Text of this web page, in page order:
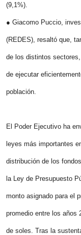
(9,1%).
● Giacomo Puccio,
(REDES), resaltó que,
de los distintos
de ejecutar
población.
El Poder Ejecutivo ha
leyes más importantes
distribución de los
la Ley de Presupuesto
monto asignado para el
promedio entre los años
de soles. Tras la